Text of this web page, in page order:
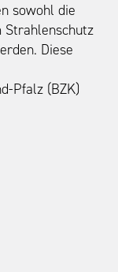
sowohl die
Strahlenschutz
Diese
Pfalz (BZK)